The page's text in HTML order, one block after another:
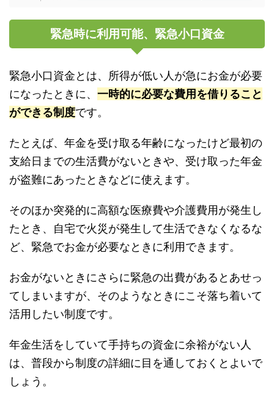
緊急時に利用可能、緊急小口資金
緊急小口資金とは、所得が低い人が急にお金が必要
になったときに、 一時的に必要な費用を借りること
ができる制度です。
たとえば、年金を受け取る年齢になったけど最初の
支給日までの生活費がないときや、受け取った年金
が盗難にあったときなどに使えます。
そのほか突発的に高額な医療費や介護費用が発生し
たとき、自宅で火災が発生して生活できなくなるな
ど、緊急でお金が必要なときに利用できます。
お金がないときにさらに緊急の出費があるとあせっ
てしまいますが、そのようなときにこそ落ち着いて
活用したい制度です。
年金生活をしていて手持ちの資金に余裕がない人
は、普段から制度の詳細に目を通しておくとよいで
しょう。